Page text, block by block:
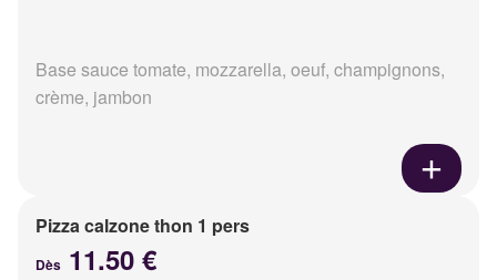
Base sauce tomate, mozzarella, oeuf, champignons,
crème, jambon
Pizza calzone thon 1 pers
Dès 11.50 €